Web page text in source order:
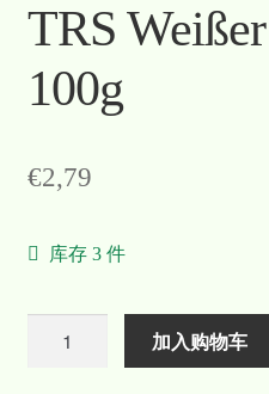
TRS
100g
€2,79
库存 3 件
加入购物车